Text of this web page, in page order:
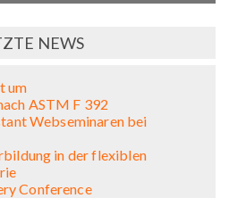
NEWS
um
ASTM F 392
Webseminaren bei
in der flexiblen
Conference